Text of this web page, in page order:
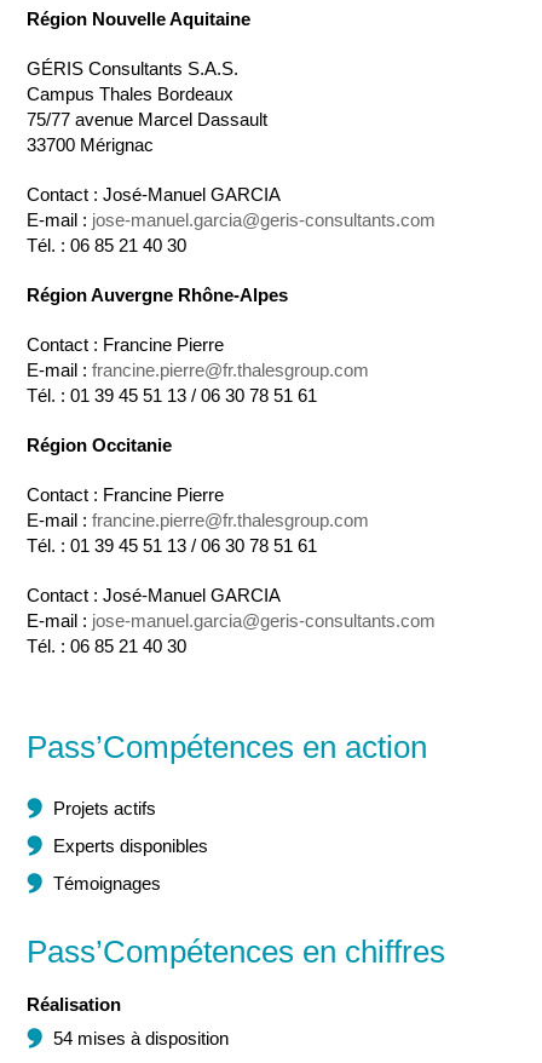
Pass’Compétences en action
Projets actifs
Experts disponibles
Témoignages
Pass’Compétences en chiffres
Réalisation
54 mises à disposition
Région Nouvelle Aquitaine
GÉRIS Consultants S.A.S.
Campus Thales Bordeaux
75/77 avenue Marcel Dassault
33700 Mérignac
Contact : José-Manuel GARCIA
E-mail : jose-manuel.garcia@geris-consultants.com
Tél. : 06 85 21 40 30
Région Auvergne Rhône-Alpes
Contact : Francine Pierre
E-mail :francine.pierre@fr.thalesgroup.com
Tél. : 01 39 45 51 13 / 06 30 78 51 61
Région Occitanie
Contact : Francine Pierre
E-mail :francine.pierre@fr.thalesgroup.com
Tél. : 01 39 45 51 13 / 06 30 78 51 61
Contact : José-Manuel GARCIA
E-mail : jose-manuel.garcia@geris-consultants.com
Tél. : 06 85 21 40 30